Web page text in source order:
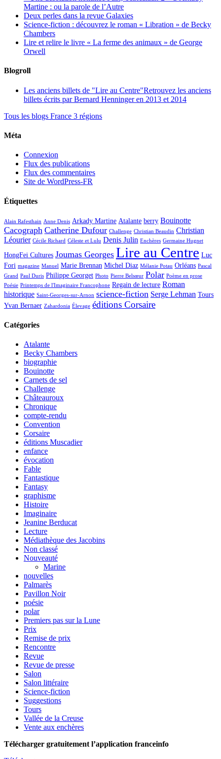
Martine : ou la parole de l’Autre
Deux perles dans la revue Galaxies
Science-fiction : découvrez le roman « Libration » de Becky
Chambers
Lire et relire le livre « La ferme des animaux » de George
Orwell
Blogroll
Les anciens billets de "Lire au Centre"Retrouvez les anciens
billets écrits par Bernard Henninger en 2013 et 2014
Tous les blogs France 3 régions
Méta
Connexion
Flux des publications
Flux des commentaires
Site de WordPress-FR
Étiquettes
Alain Rafesthain Anne Denis Arkady Martine Atalante berry Bouinotte
Cacograph Catherine Dufour Challenge Christian Beaudin Christian
Léourier Cécile Richard Céleste et Lulu Denis Julin Enchères Germaine Hugnet
HongFei Cultures Joumas Georges Lire au Centre Luc
Fori magazine Manuel Marie Brennan Michel Diaz Mélanie Potau Orléans Pascal
Grand Paul Duris Philippe Georget Photo Pierre Belsœur Polar Poème en prose
Poésie Printemps de l'Imaginaire Francophone Regain de lecture Roman
historique Saint-Georges-sur-Arnon science-fiction Serge Lehman Tours
Yvan Bernaer Zahardonia Élevage éditions Corsaire
Catégories
Atalante
Becky Chambers
biographie
Bouinotte
Carnets de sel
Challenge
Châteauroux
Chronique
compte-rendu
Convention
Corsaire
éditions Muscadier
enfance
évocation
Fable
Fantastique
Fantasy
graphisme
Histoire
Imaginaire
Jeanine Berducat
Lecture
Médiathèque des Jacobins
Non classé
Nouveauté
Marine
nouvelles
Palmarès
Pavillon Noir
poésie
polar
Premiers pas sur la Lune
Prix
Remise de prix
Rencontre
Revue
Revue de presse
Salon
Salon littéraire
Science-fiction
Suggestions
Tours
Vallée de la Creuse
Vente aux enchères
Télécharger gratuitement l’application franceinfo